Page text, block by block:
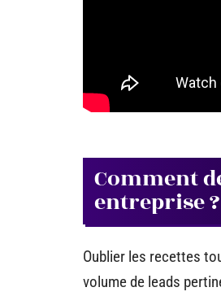
Comment
entreprise ?
Oublier les recettes
volume de leads